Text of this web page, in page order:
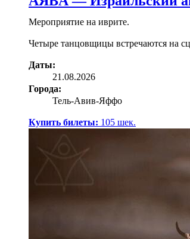
Мероприятие на иврите.
Четыре танцовщицы встречаются на
Даты:
21.08.2026
Города:
Тель-Авив-Яффо
Купить билеты: 105 шек.